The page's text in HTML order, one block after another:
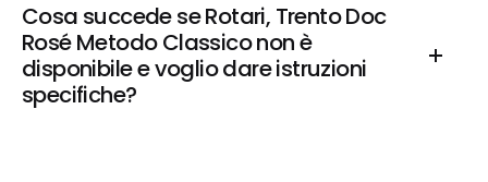
Cosa succede se Rotari, Trento Doc
Rosé Metodo Classico non è
disponibile e voglio dare istruzioni
specifiche?